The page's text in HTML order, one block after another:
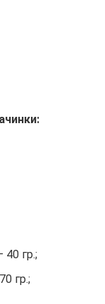
40 гр.;
гр.;